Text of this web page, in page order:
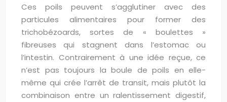
Ces poils peuvent s’agglutiner avec des
particules alimentaires pour former des
trichobézoards, sortes de « boulettes »
fibreuses qui stagnent dans l’estomac ou
l’intestin. Contrairement à une idée reçue, ce
n’est pas toujours la boule de poils en elle-
même qui crée l’arrêt de transit, mais plutôt la
combinaison entre un ralentissement digestif,